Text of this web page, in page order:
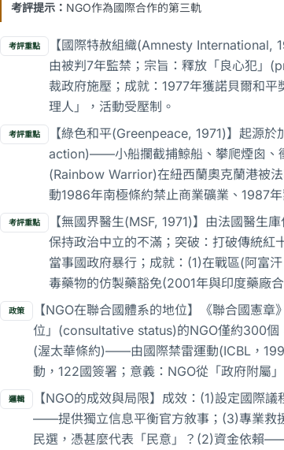
考評提示： NGO作為國際合作的第三軌
考評重點
【國際特赦組織(Amnesty International,
由被判7年監禁；宗旨：釋放「良心犯」
裁政府施壓；成就：1977年獲諾貝爾和
理人」，活動受壓制。
考評重點
【綠色和平(Greenpeace, 1971)】起源
action)——小船攔截捕鯨船、攀爬煙囪、
(Rainbow Warrior)在紐西蘭奧克蘭港被
動1986年南極條約禁止商業礦業、1987
考評重點
【無國界醫生(MSF, 1971)】由法國醫
保持政治中立的不滿；突破：打破傳統
當事國政府暴行；成就：(1)在戰區(阿富
毒藥物的仿製藥豁免(2001年與印度藥廠
政策
【NGO在聯合國體系的地位】《聯合國憲
位」(consultative status)的NGO僅約300個
(渥太華條約)——由國際禁雷運動(ICBL，
動，122國簽署；意義：NGO從「政府附屬
邏輯
【NGO的成效與局限】成效：(1)設定國際
——提供獨立信息平衡官方敘事；(3)專業
民選，憑甚麼代表「民意」？(2)資金依賴